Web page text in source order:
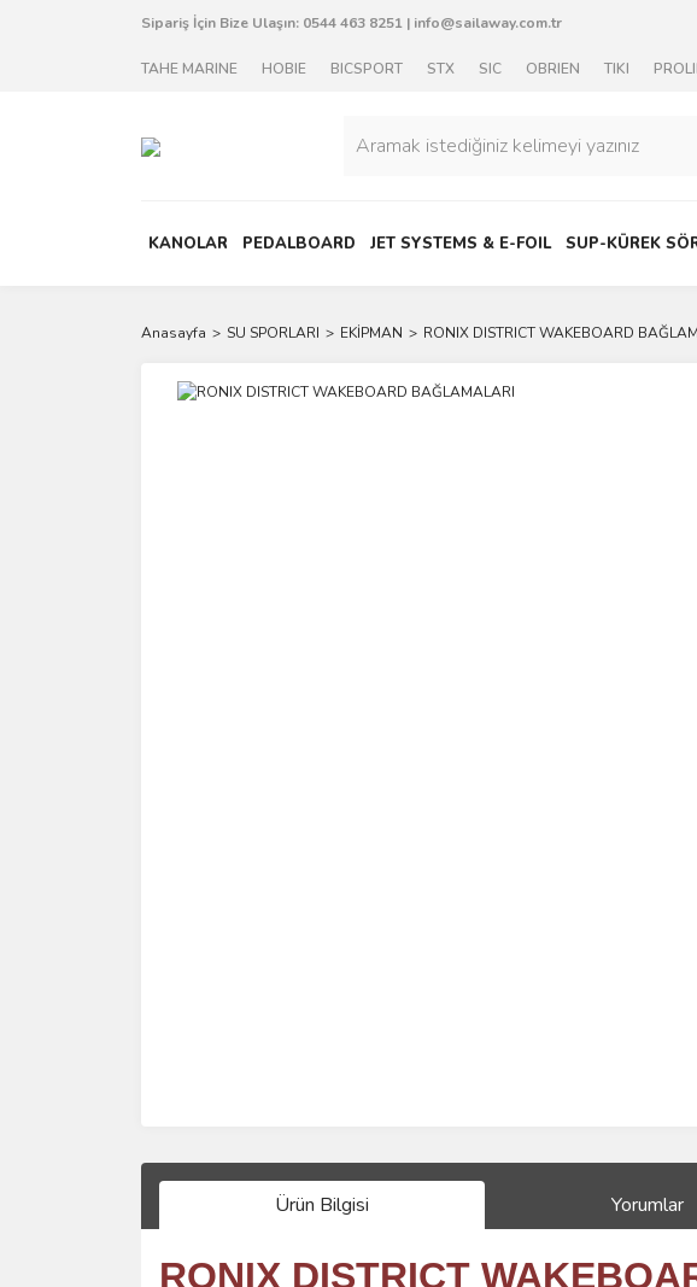
Sipariş İçin Bize Ulaşın: 0544 463 8251 | info@sailaway.com.tr
TAHE MARINE HOBIE BICSPORT STX SIC OBRIEN TIKI
KANOLAR PEDALBOARD JET SYSTEMS & E-FOIL SUP-KÜREK
Anasayfa SU SPORLARI EKİPMAN RONIX DISTRICT WAKEBOARD
Ürün Bilgisi Yorumlar
RONIX DISTRICT